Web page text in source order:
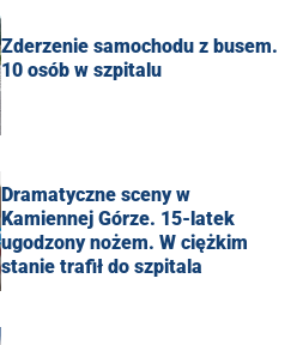
Zderzenie samochodu z busem.
10 osób w szpitalu
Dramatyczne sceny w
Kamiennej Górze. 15-latek
ugodzony nożem. W ciężkim
stanie trafił do szpitala